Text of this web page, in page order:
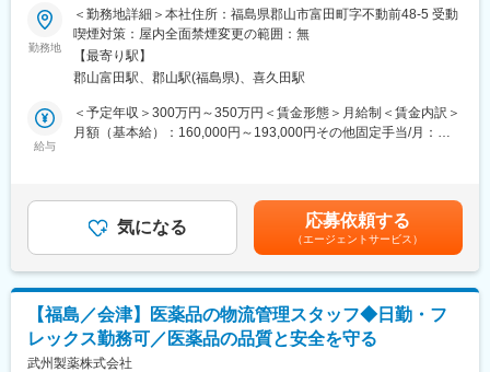
（4）パソコンや書類の整理力：
検査の結果を記録したり、書類をまとめたりする仕事もありま
す。パソコンの使い方や、正確に記録する力が身につきます。
（5）チームで働く力：
治験は医師、看護師、薬剤師など、いろんな職種の人と協力して
進めるので、チームワークの大切さを学べます。
残業時間も月10時間程度、産休育休の取得実績も多数あり、育児
手当もございます。
導入研修が80時間あり、手厚いフォロー体制があります。
CRC社内認定制度を採用し、継続研修を充実させることで常に新
しい知識を身につけ、スキルアップできる環境を用意していま
す。
■職務概要：
郡山市で配置薬販売を行う当社にて、個人宅や企業向けの置き薬
の販売を担当していただきます。
■職務詳細：
・お客様の健康状態に合わせて、ご家庭や企業に置き薬を提案し
代金をいただきます。
・お客様の医薬品の使用状況を確認したり、健康に関するお悩み
をお伺いしながら、適切な医薬品や健康食品などを紹介していた
薬）の他、信頼できる医薬品、健康食品です。1人あたり1,500件
のお客様を担当していただき、1日あたり13件を目安に訪問を行
います。
・お客様は個人がメインですが、工場など法人のお客様もいらっ
勤務地
＜勤務地詳細＞本社住所：福島県郡山市富田町字不動前48-5 受動
喫煙対策：屋内全面禁煙変更の範囲：無
【最寄り駅】
郡山富田駅、郡山駅(福島県)、喜久田駅
給与
＜予定年収＞300万円～350万円＜賃金形態＞月給制＜賃金内訳＞
月額（基本給）：160,000円～193,000円その他固定手当/月：
手当＞有＜給与補足＞※給与詳細は経験・能力を考慮し、相談の上
決定します。■昇給：有（※前年度実績6,000 円～8,000 円／月）■
賞与：年2回（※前年度支給実績2.5カ月分/年）賃金はあくまでも
目安の金額であり、選考を通じて上下する可能性があります。月
給(月額)は固定手当を含めた表記です。
気になる 応募依頼する
（エージェントサービス）
【福島／会津】医薬品の物流管理スタッフ◆日勤・フ
レックス勤務可／医薬品の品質と安全を守る
武州製薬株式会社